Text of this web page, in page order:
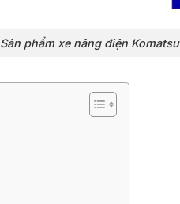
Sản phẩm xe nâng điện Komatsu